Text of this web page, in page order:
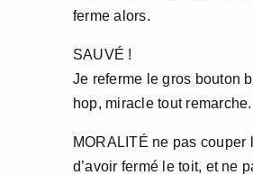
ferme alors.
SAUVÉ !
Je referme le gros bouton
hop, miracle tout remarche.
MORALITÉ ne pas couper
d’avoir fermé le toit, et ne